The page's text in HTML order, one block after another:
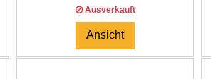
Ausverkauft
Ansicht